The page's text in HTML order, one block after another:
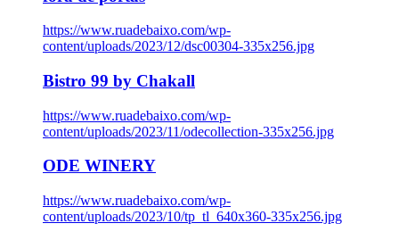
https://www.ruadebaixo.com/wp-
content/uploads/2023/12/dsc00304-335x256.jpg
Bistro 99 by Chakall
https://www.ruadebaixo.com/wp-
content/uploads/2023/11/odecollection-335x256.jpg
ODE WINERY
https://www.ruadebaixo.com/wp-
content/uploads/2023/10/tp_tl_640x360-335x256.jpg